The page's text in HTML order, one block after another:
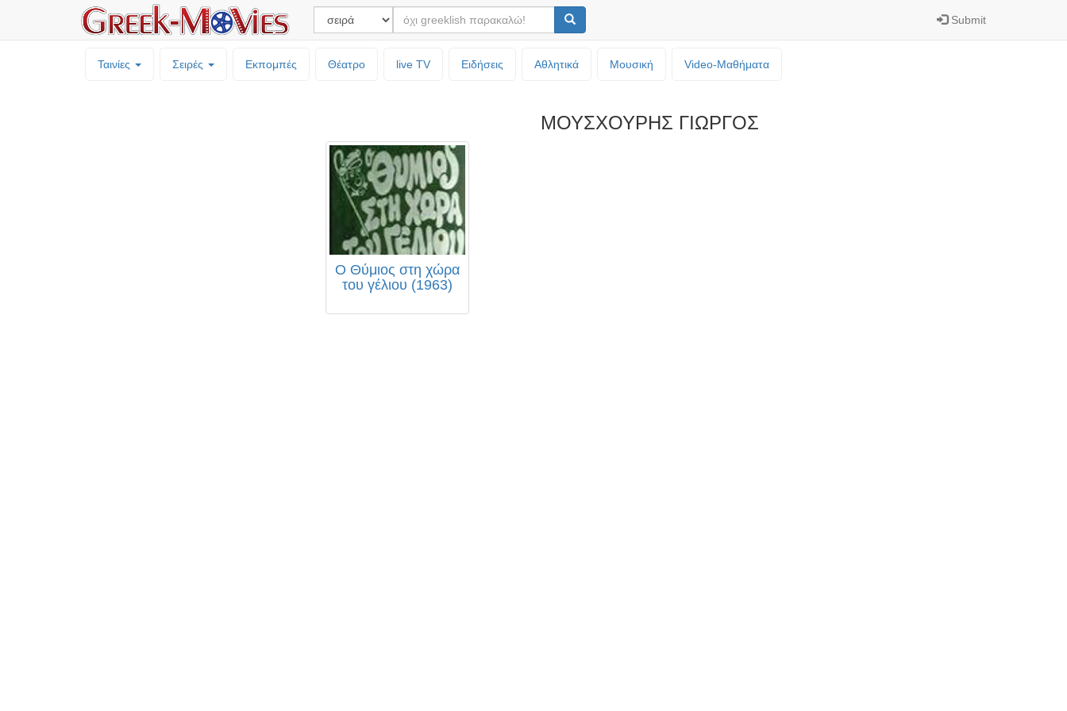
Submit
Ταινίες Σειρές Εκπομπές Θέατρο live TV Ειδήσεις Αθλητικά Μουσική Video-Mαθήματα
ΜΟΥΣΧΟΥΡΗΣ ΓΙΩΡΓΟΣ
Ο Θύμιος στη χώρα
του γέλιου (1963)